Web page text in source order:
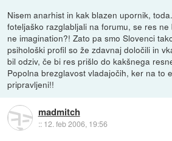
Nisem anarhist in kak blazen upornik,
foteljaško razglabljali na forumu, se res
ne imagination?! Zato pa smo Slovenci
psihološki profil so že zdavnaj določili in
bil odziv, če bi res prišlo do kakšnega
Popolna brezglavost vladajočih, ker na to
pripravljeni!!
madmitch
:: 12. feb 2006, 19:56